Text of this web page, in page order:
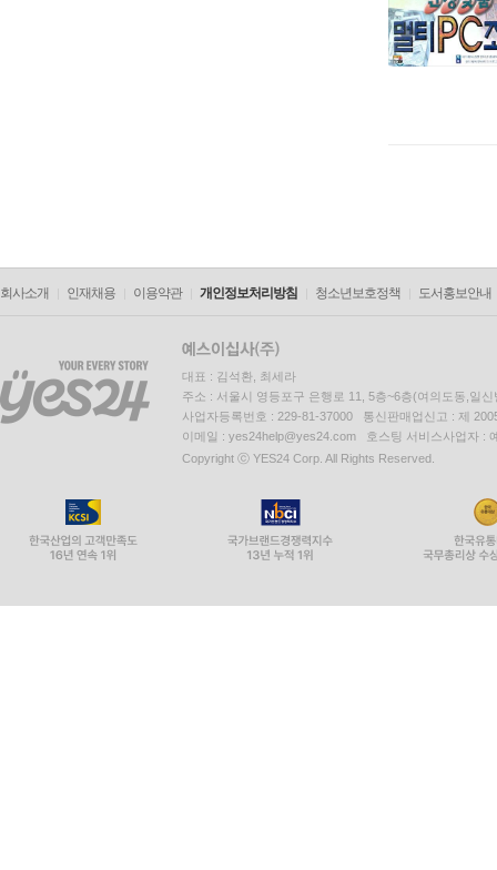
회사소개 인재채용 이용약관 개인정보처리방침 청소년보호정책 도서홍보안내
대표 : 김석환, 최세라
주소 : 서울시 영등포구 은행로 11, 5층~6층(여의도동,일신
사업자등록번호 : 229-81-37000 통신판매업신고 : 제
이메일 : yes24help@yes24.com 호스팅 서비스사업자 :
Copyright ⓒ YES24 Corp. All Rights Reserved.